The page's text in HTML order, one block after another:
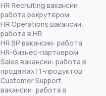
HR Recruiting вакансии:
работа рекрутером
HR Operations вакансии:
работа в HR
HR BP вакансии: работа
HR-бизнес-партнером
Sales вакансии: работа в
продажах IT-продуктов
Customer Support
вакансии: работа в